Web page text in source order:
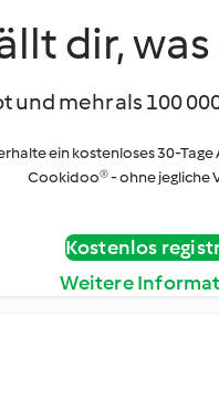
dir,
und mehr als 100
ein kostenloses 30-
Cookidoo® - ohne jegliche
Kostenlos
Weitere